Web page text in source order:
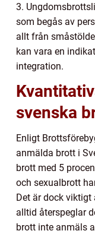
3.
som begås av
allt från
kan vara en
integration.
svenska
Enligt
anmälda brott i
brott med 5
och sexualbrott
Det är dock
alltid återspeglar
brott inte anmäls